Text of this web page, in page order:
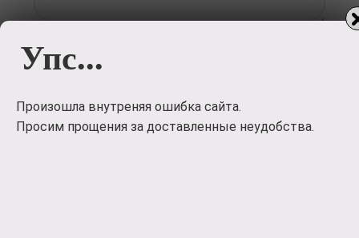
Отправить
Упс...
Произошла внутреняя ошибка сайта.
Просим прощения за доставленные неудобства.